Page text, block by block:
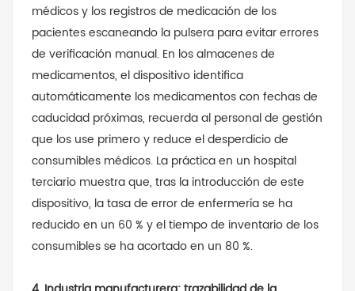
médicos y los registros de medicación de los
pacientes escaneando la pulsera para evitar errores
de verificación manual. En los almacenes de
medicamentos, el dispositivo identifica
automáticamente los medicamentos con fechas de
caducidad próximas, recuerda al personal de gestión
que los use primero y reduce el desperdicio de
consumibles médicos. La práctica en un hospital
terciario muestra que, tras la introducción de este
dispositivo, la tasa de error de enfermería se ha
reducido en un 60 % y el tiempo de inventario de los
consumibles se ha acortado en un 80 %.